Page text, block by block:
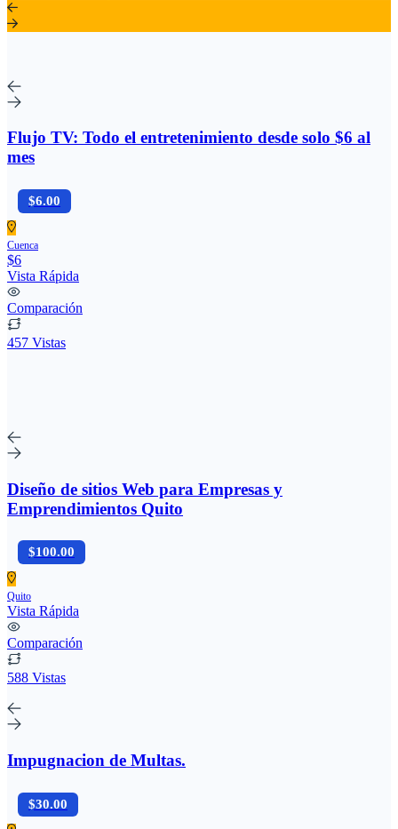
Flujo TV: Todo el entretenimiento desde solo $6 al
mes
$6.00
Cuenca
$6
Vista Rápida
Comparación
457 Vistas
Diseño de sitios Web para Empresas y
Emprendimientos Quito
$100.00
Quito
Vista Rápida
Comparación
588 Vistas
Impugnacion de Multas.
$30.00